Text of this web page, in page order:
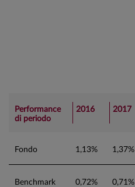
Performance
di periodo
2016 2017
Fondo 1,13% 1,37%
Benchmark 0,72% 0,71%